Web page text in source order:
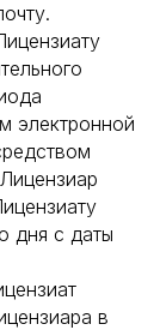
электронной
дня с даты
в